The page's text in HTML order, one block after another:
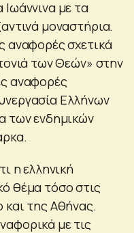
με τα
μοναστήρια.
αναφορές σχετικά
των Θεών» στην
αναφορές
Ελλήνων
των ενδημικών
η ελληνική
θέμα τόσο στις
της Αθήνας.
με τις